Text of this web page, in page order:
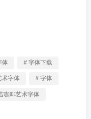
体 # 字体下载
术字体 # 字体
咖啡艺术字体